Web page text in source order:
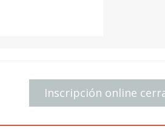
En la
Inscripción online